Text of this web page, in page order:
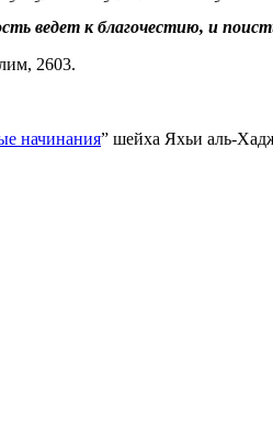
ведет к благочестию, и
2603.
начинания” шейха Яхьи аль-